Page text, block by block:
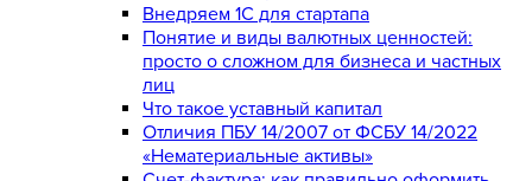
Внедряем 1С для стартапа
Понятие и виды валютных ценностей:
просто о сложном для бизнеса и частных
лиц
Что такое уставный капитал
Отличия ПБУ 14/2007 от ФСБУ 14/2022
«Нематериальные активы»